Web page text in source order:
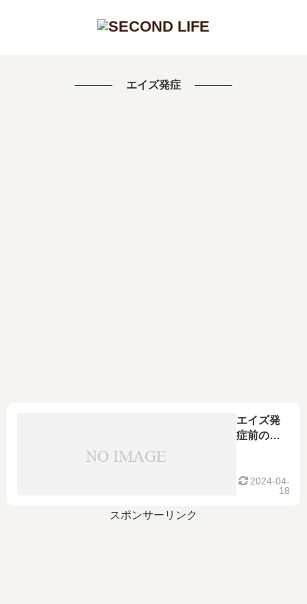
エイズ発症
エイズ発
症前の症
になる前
2024-04-
18
スポンサーリンク